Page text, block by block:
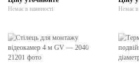
Немає в наявності Немає в